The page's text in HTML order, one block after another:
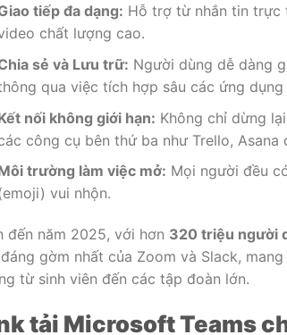
tiếp đa dạng: Hỗ trợ từ nhắn tin trực
chất lượng cao.
sẻ và Lưu trữ: Người dùng dễ dàng
qua việc tích hợp sâu các ứng dụng
nối không giới hạn: Không chỉ dừng
công cụ bên thứ ba như Trello, Asana
trường làm việc mở: Mọi người đều
vui nhộn.
đến năm 2025, với hơn 320 triệu người
gờm nhất của Zoom và Slack,
từ sinh viên đến các tập đoàn lớn.
tải Microsoft Teams